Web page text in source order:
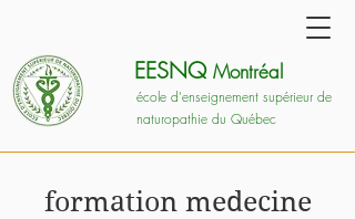
école d'enseignement supérieur de
naturopathie du Québec
EESNQ Montréal
formation medecine